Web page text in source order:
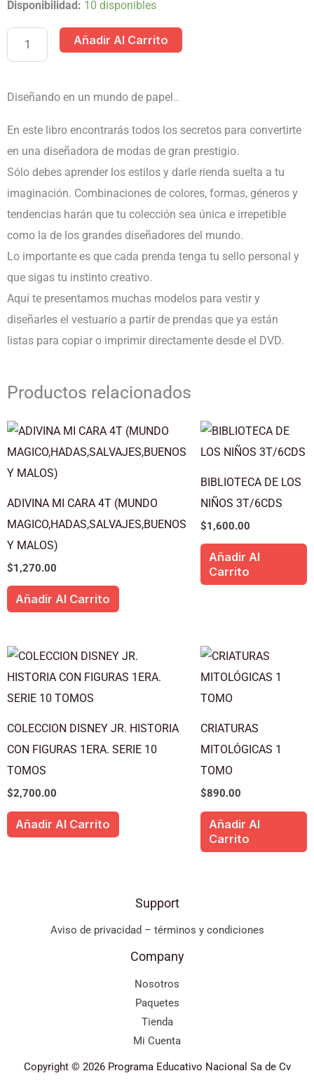
Disponibilidad: 10 disponibles
PEQUEÑAS
DISEÑADORAS
Añadir Al Carrito
Diseñando en un mundo de papel..
En este libro encontrarás todos los secretos para convertirte
en una diseñadora de modas de gran prestigio.
Sólo debes aprender los estilos y darle rienda suelta a tu
imaginación. Combinaciones de colores, formas, géneros y
tendencias harán que tu colección sea única e irrepetible
como la de los grandes diseñadores del mundo.
Lo importante es que cada prenda tenga tu sello personal y
que sigas tu instinto creativo.
Aquí te presentamos muchas modelos para vestir y
diseñarles el vestuario a partir de prendas que ya están
listas para copiar o imprimir directamente desde el DVD.
Productos relacionados
ADIVINA MI CARA 4T (MUNDO
MAGICO,HADAS,SALVAJES,BUENOS
Y MALOS)
$1,270.00
Añadir Al Carrito
BIBLIOTECA DE LOS
NIÑOS 3T/6CDS
$1,600.00
Añadir Al
Carrito
COLECCION DISNEY JR. HISTORIA
CON FIGURAS 1ERA. SERIE 10
TOMOS
$2,700.00
Añadir Al Carrito
CRIATURAS
MITOLÓGICAS 1
TOMO
$890.00
Añadir Al
Carrito
Support
Aviso de privacidad – términos y condiciones
Company
Nosotros
Paquetes
Tienda
Mi Cuenta
Copyright © 2026 Programa Educativo Nacional Sa de Cv